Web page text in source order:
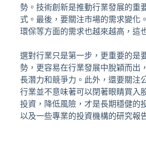
勢。技術創新是推動行業發展的重
式。最後，要關注市場的需求變化
環保等方面的需求也越來越高，這
選對行業只是第一步，更重要的是
勢，更容易在行業發展中脫穎而出
長潛力和競爭力。此外，還要關注
行業並不意味著可以閉著眼睛買入
投資，降低風險，才是長期穩健的
以及一些專業的投資機構的研究報